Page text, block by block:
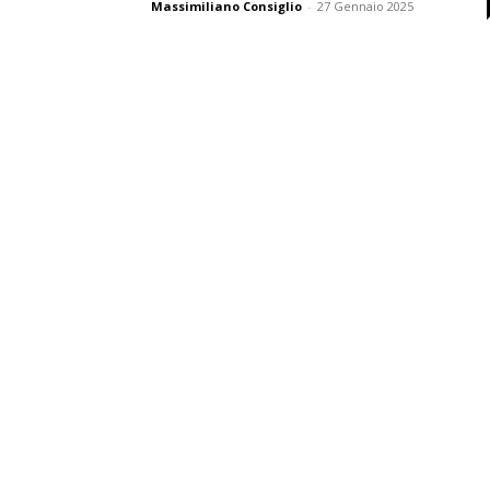
Massimiliano Consiglio - 27 Gennaio 2025